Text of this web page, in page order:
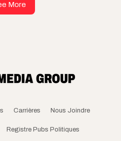
More
Carrières Nous Joindre
Registre Pubs Politiques